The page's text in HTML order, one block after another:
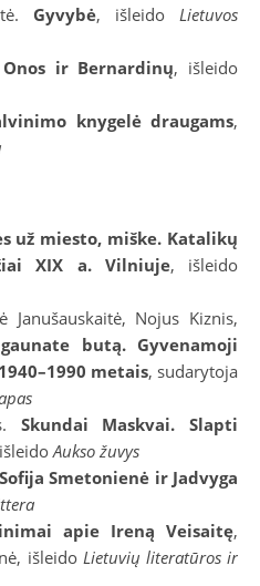
Gyvybė, išleido Lietuvos
Onos ir Bernardinų, išleido
knygelė draugams,
už miesto, miške. Katalikų
XIX a. Vilniuje, išleido
Janušauskaitė, Nojus Kiznis,
butą. Gyvenamoji
metais, sudarytoja
Skundai Maskvai. Slapti
Aukso žuvys
Sofija Smetonienė ir Jadvyga
apie Ireną Veisaitę,
išleido Lietuvių literatūros ir